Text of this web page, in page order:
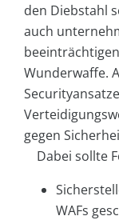
den Diebstahl
auch
Wunderwaffe.
gegen
Dabei sollte
WAFs